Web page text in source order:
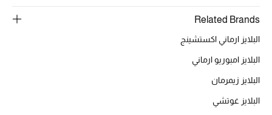
خصومات
Related Brands
البلايز ارماني اكستشينج
البلايز امبوريو ارماني
البلايز زيمرمان
البلايز غوتشي